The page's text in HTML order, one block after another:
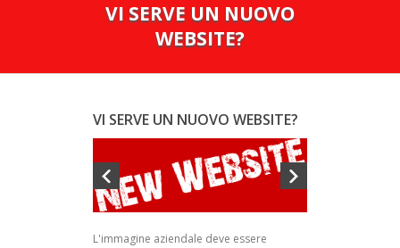
VI SERVE UN NUOVO
WEBSITE?
VI SERVE UN NUOVO WEBSITE?
L'immagine aziendale deve essere